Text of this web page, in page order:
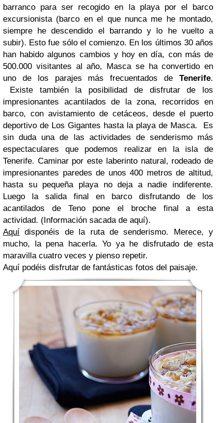
barranco para ser recogido en la playa por el barco
excursionista (barco en el que nunca me he montado,
siempre he descendido el barrando y lo he vuelto a
subir). Esto fue sólo el comienzo. En los últimos 30 años
han habido algunos cambios y hoy en día, con más de
500.000 visitantes al año, Masca se ha convertido en
uno de los parajes más frecuentados de Tenerife.
Existe también la posibilidad de disfrutar de los
impresionantes acantilados de la zona, recorridos en
barco, con avistamiento de cetáceos, desde el puerto
deportivo de Los Gigantes hasta la playa de Masca. Es
sin duda una de las actividades de senderismo más
espectaculares que podemos realizar en la isla de
Tenerife. Caminar por este laberinto natural, rodeado de
impresionantes paredes de unos 400 metros de altitud,
hasta su pequeña playa no deja a nadie indiferente.
Luego la salida final en barco disfrutando de los
acantilados de Teno pone el broche final a esta
actividad. (Información sacada de aquí).
Aquí disponéis de la ruta de senderismo. Merece, y
mucho, la pena hacerla. Yo ya he disfrutado de esta
maravilla cuatro veces y pienso repetir.
Aquí podéis disfrutar de fantásticas fotos del paisaje.